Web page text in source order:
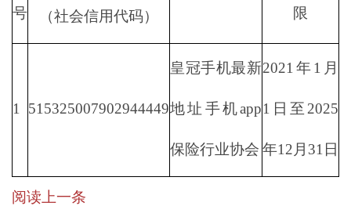
号 （社会信用代码） 限
1 515325007902944449
皇冠手机最新
地址手机app
保险行业协会
2021年1月
1日至2025
年12月31日
阅读上一条